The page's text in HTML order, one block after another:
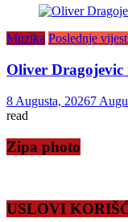
Muzika Poslednje
Oliver
8 Augusta, 20267
read
Zipa photo
USLOVI